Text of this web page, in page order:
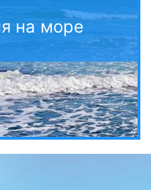
на море